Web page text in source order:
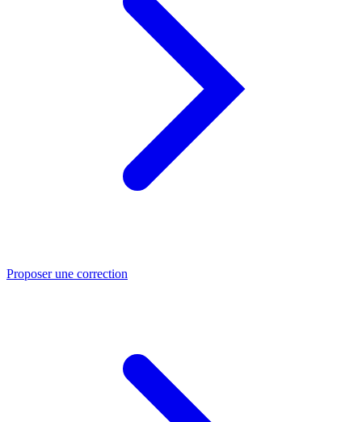
Proposer une correction